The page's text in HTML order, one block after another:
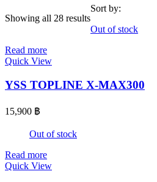
Showing all 28 results
Sort by:
Out of stock
Read more
Quick View
YSS TOPLINE X-MAX300
15,900 ฿
Out of stock
Read more
Quick View